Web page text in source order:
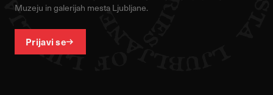
Muzeju in galerijah mesta Ljubljane.
Prijavi se